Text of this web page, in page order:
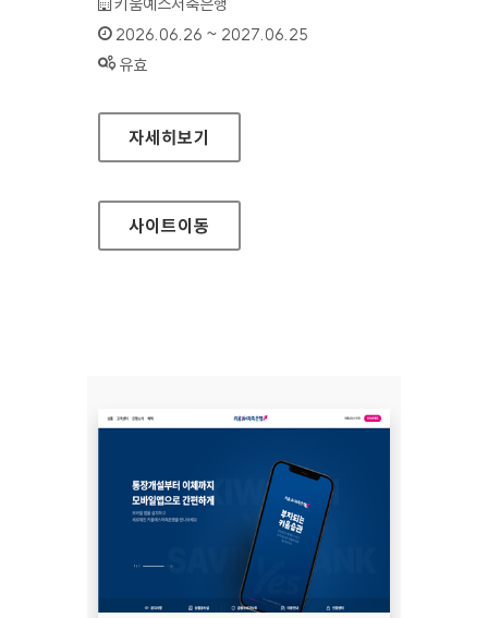
인증기간 :
2026.06.26 ~ 2027.06.25
상태 :
유효
키움예스저축은행(모바일웹)
자세히보기
사이트이동